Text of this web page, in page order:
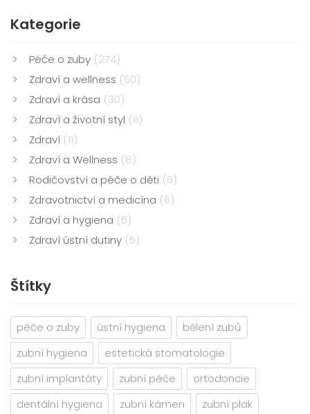
Kategorie
Péče o zuby (274)
Zdraví a wellness (60)
Zdraví a krása (30)
Zdraví a životní styl (11)
Zdraví (11)
Zdraví a Wellness (8)
Rodičovství a péče o děti (6)
Zdravotnictví a medicína (6)
Zdraví a hygiena (5)
Zdraví ústní dutiny (5)
Štítky
péče o zuby ústní hygiena
bělení zubů
zubní hygiena
estetická stomatologie
zubní implantáty
zubní péče
ortodoncie
dentální hygiena
zubní kámen
zubní plak